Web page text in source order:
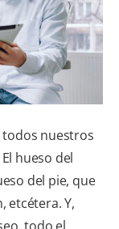
CO (ES)
SUSCRÍBETE
todos nuestros
hueso del
del pie, que
etcétera. Y,